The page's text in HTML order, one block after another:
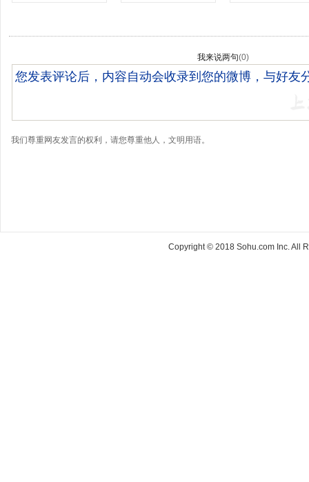
我来说两句(0)
我们尊重网友发言的权利，请您尊重他人，文明用语。
Copyright © 2018 Sohu.com Inc. All